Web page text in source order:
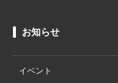
お知らせ
イベント